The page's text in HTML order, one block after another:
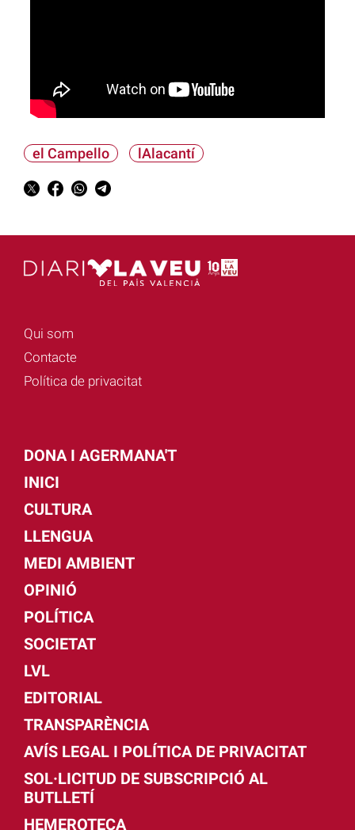
el Campello lAlacantí
Qui som
Contacte
Política de privacitat
DONA I AGERMANA'T
INICI
CULTURA
LLENGUA
MEDI AMBIENT
OPINIÓ
POLÍTICA
SOCIETAT
LVL
EDITORIAL
TRANSPARÈNCIA
AVÍS LEGAL I POLÍTICA DE PRIVACITAT
SOL·LICITUD DE SUBSCRIPCIÓ AL
BUTLLETÍ
HEMEROTECA